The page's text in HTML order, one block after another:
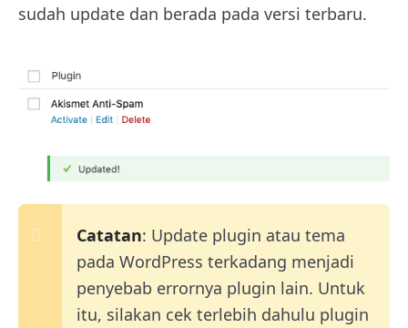
sudah update dan berada pada versi terbaru.
Catatan: Update plugin atau tema
pada WordPress terkadang menjadi
penyebab errornya plugin lain. Untuk
itu, silakan cek terlebih dahulu plugin